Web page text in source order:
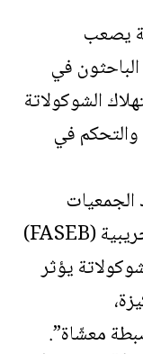
يصعب
في
الشوكولاتة
والتحكم في
الجمعيات
الأمريكية للبيولوجيا التجريبية (FASEB)
يؤثر
معشّاة”.